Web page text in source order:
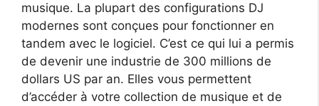
musique. La plupart des configurations DJ
modernes sont conçues pour fonctionner en
tandem avec le logiciel. C’est ce qui lui a permis
de devenir une industrie de 300 millions de
dollars US par an. Elles vous permettent
d’accéder à votre collection de musique et de